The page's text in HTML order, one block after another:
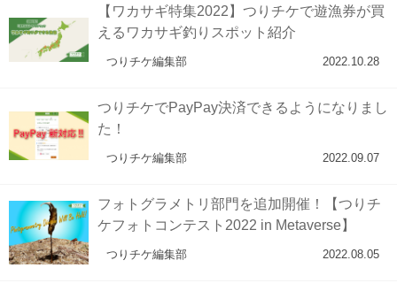
【ワカサギ特集2022】つりチケで遊漁券が買
えるワカサギ釣りスポット紹介
つりチケ編集部 2022.10.28
つりチケでPayPay決済できるようになりまし
た！
つりチケ編集部 2022.09.07
フォトグラメトリ部門を追加開催！【つりチ
ケフォトコンテスト2022 in Metaverse】
つりチケ編集部 2022.08.05